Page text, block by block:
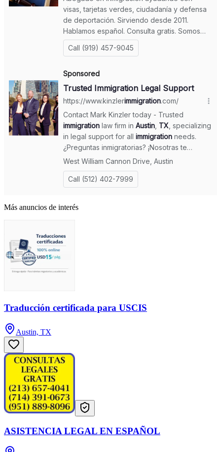
Más anuncios de interés
Traducción certificada para USCIS
Austin, TX
ASISTENCIA LEGAL EN ESPAÑOL